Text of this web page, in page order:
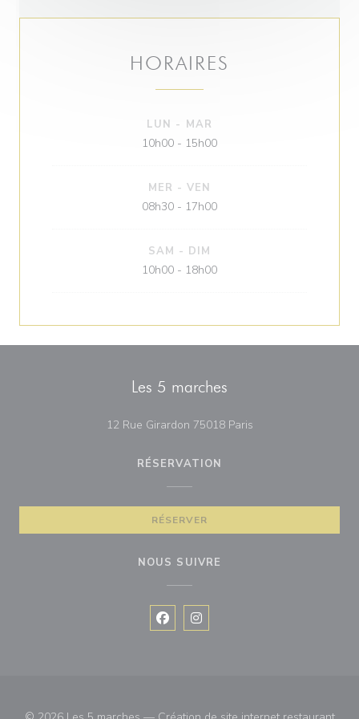
HORAIRES
LUN - MAR
10h00 - 15h00
MER -VEN
08h30 - 17h00
SAM - DIM
10h00 - 18h00
Les 5 marches
12 Rue Girardon 75018 Paris((ouvre une
RÉSERVATION
RÉSERVER
NOUS SUIVRE
Facebook ((ouvre une nouvelle
Instagram ((ouvre une